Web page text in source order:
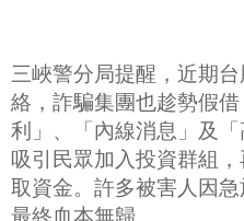
三峽警分局提醒，近期
絡，詐騙集團也趁勢假
利」、「內線消息」及
吸引民眾加入投資群組
取資金。許多被害人因
最終血本無歸。